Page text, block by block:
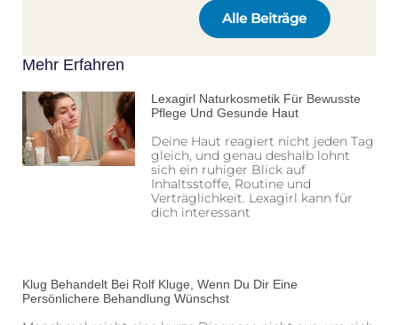
Alle Beiträge
Mehr Erfahren
Lexagirl Naturkosmetik Für Bewusste
Pflege Und Gesunde Haut
Deine Haut reagiert nicht jeden Tag
gleich, und genau deshalb lohnt
sich ein ruhiger Blick auf
Inhaltsstoffe, Routine und
Verträglichkeit. Lexagirl kann für
dich interessant
Klug Behandelt Bei Rolf Kluge, Wenn Du Dir Eine
Persönlichere Behandlung Wünschst